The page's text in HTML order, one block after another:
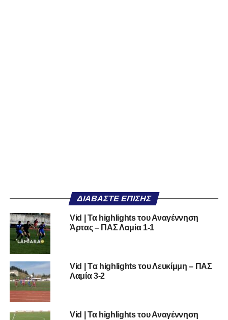
ΔΙΑΒΆΣΤΕ ΕΠΊΣΗΣ
Vid | Τα highlights του Αναγέννηση
Άρτας – ΠΑΣ Λαμία 1-1
Vid | Tα highlights του Λευκίμμη – ΠΑΣ
Λαμία 3-2
Vid | Τα highlights του Αναγέννηση